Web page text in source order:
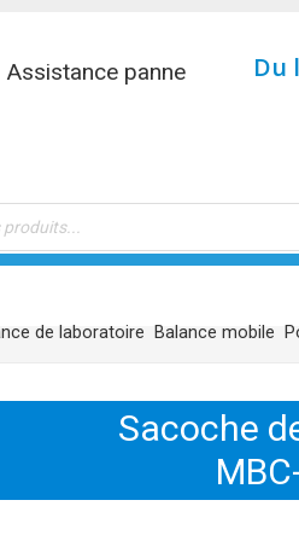
Assistance panne Du
de laboratoire Balance mobile
Sacoche